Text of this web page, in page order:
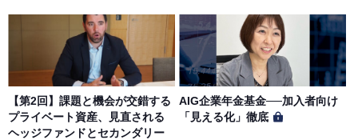
【第2回】課題と機会が交錯する
プライベート資産、見直される
ヘッジファンドとセカンダリー
AIG企業年金基金──加入者向け
「見える化」徹底